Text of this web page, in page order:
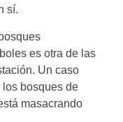
sí.
es otra de las
Un caso
bosques de
masacrando